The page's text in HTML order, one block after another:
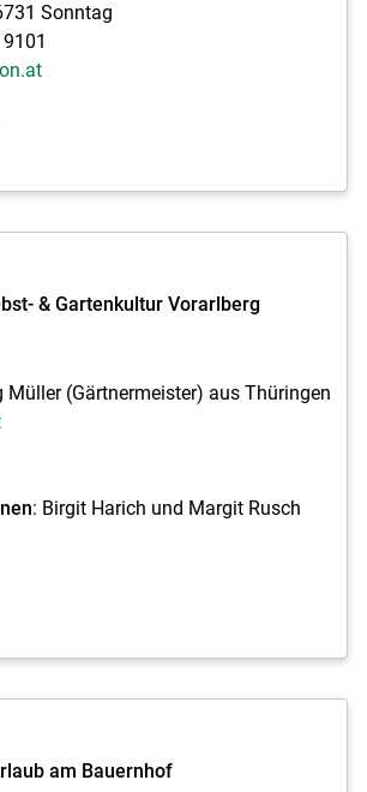
Sonntag
& Gartenkultur Vorarlberg
Müller (Gärtnermeister) aus Thüringen
: Birgit Harich und Margit Rusch
am Bauernhof